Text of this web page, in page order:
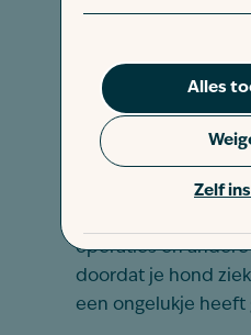
Alles
Zelf
Onverwachte
De onverwachte
verschillen per
tussen de enkele
duizenden euro’s
operaties en
doordat je hond
een ongelukje heeft